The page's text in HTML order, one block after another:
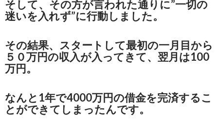
そして、その方が言われた通りに”一切の
迷いを入れず”に行動しました。
その結果、スタートして最初の一月目から
５０万円の収入が入ってきて、翌月は100
万円。
なんと1年で4000万円の借金を完済するこ
とができてしまったんです。